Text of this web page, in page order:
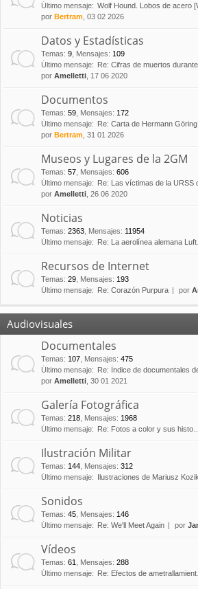
Último mensaje: Wolf Hound. Lobos de acero
por Bertram , 03 02 2026
Datos y Estadísticas
Temas: 9 Mensajes: 109
Último mensaje:
Re: Cifras de muertos
por Amelletti , 17 06 2020
Documentos
Temas: 59 Mensajes: 172
Último mensaje:
Re: Carta de Hermann Göring
por Bertram , 31 01 2026
Museos y Lugares de la 2GM
Temas: 57 Mensajes: 606
Último mensaje:
Re: Las víctimas de la URSS
por Amelletti , 26 06 2020
Noticias
Temas: 2363 Mensajes: 11954
Último mensaje:
Re: La aerolínea alemana
Recursos de Internet
Temas: 29 Mensajes: 193
Último mensaje:
Re: Corazón Purpura por
Audiovisuales
Documentales
Temas: 107 Mensajes: 475
Último mensaje:
Re: Índice de documentales
por Amelletti , 30 01 2021
Galería Fotográfica
Temas: 218 Mensajes: 1968
Último mensaje:
Re: Fotos a color y sus histo…
Ilustración Militar
Temas: 144 Mensajes: 312
Último mensaje:
Ilustraciones de Mariusz Kozik
Sonidos
Temas: 45 Mensajes: 146
Último mensaje:
Re: We'll Meet Again por
Vídeos
Temas: 61 Mensajes: 288
Último mensaje:
Re: Efectos de